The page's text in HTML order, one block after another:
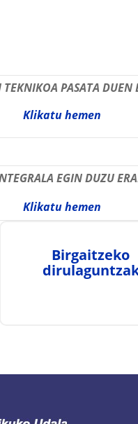
PASATA
Klikatu hemen
EGIN DUZU
Klikatu hemen
Birgaitzeko